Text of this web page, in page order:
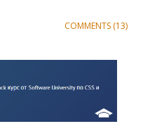
COMMENTS (13)